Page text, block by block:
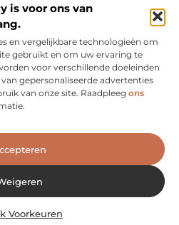
is voor ons van
en vergelijkbare technologieën om
gebruikt en om uw ervaring te
voor verschillende doeleinden
gepersonaliseerde advertenties
van onze site. Raadpleeg ons
Voorkeuren
leven samenkomen.”
inzichten uit de wiskunde met
unieke verzameling blogs voor
en doeners.
Cookiebeleid (EU)